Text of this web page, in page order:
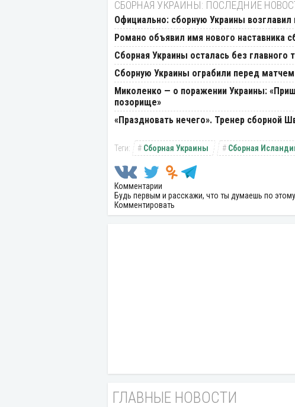
СБОРНАЯ УКРАИНЫ: ПОСЛЕДНИЕ
Официально: сборную Украины возглавил
Романо объявил имя нового наставника
Сборная Украины осталась без главного
Сборную Украины ограбили перед
Миколенко — о поражении Украины:
позорище»
«Праздновать нечего». Тренер сборной
Сборная Украины Сборная
Комментарии
Будь первым и расскажи, что ты думаешь по
Комментировать
ГЛАВНЫЕ НОВОСТИ